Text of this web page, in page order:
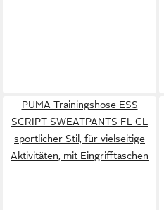
PUMA Trainingshose ESS
SCRIPT SWEATPANTS FL CL
sportlicher Stil, für vielseitige
Aktivitäten, mit Eingrifftaschen